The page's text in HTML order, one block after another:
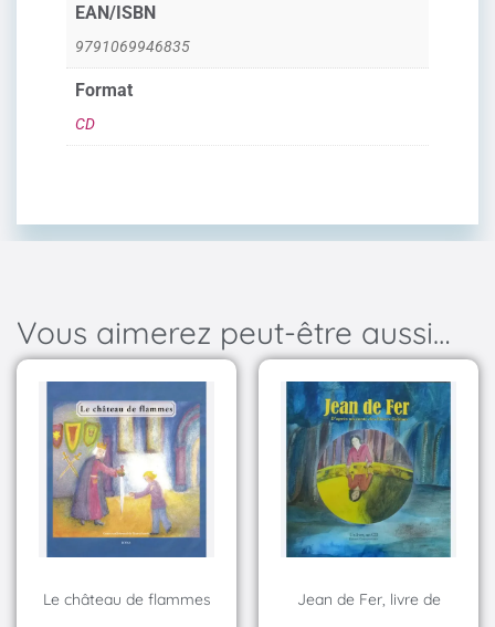
EAN/ISBN
9791069946835
Format
CD
Vous aimerez peut-être aussi…
Le château de flammes
Jean de Fer, livre de